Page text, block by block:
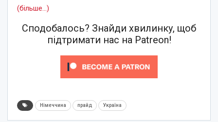
(більше…)
Сподобалось? Знайди хвилинку, щоб
підтримати нас на Patreon!
Німеччина прайд Україна